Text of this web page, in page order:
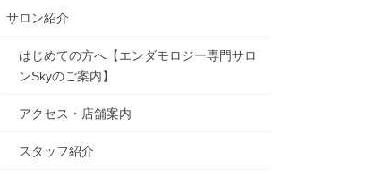
サロン紹介
はじめての方へ【エンダモロジー専門サロ
ンSkyのご案内】
アクセス・店舗案内
スタッフ紹介